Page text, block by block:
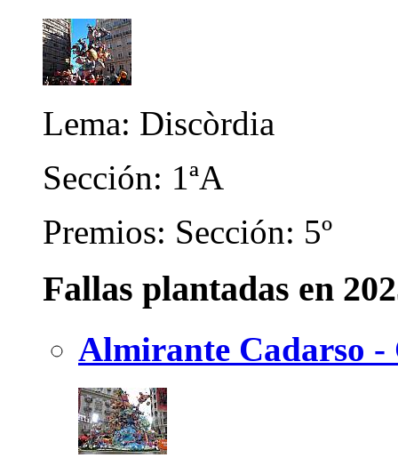
Lema: Discòrdia
Sección: 1ªA
Premios: Sección: 5º
Fallas plantadas en
Almirante Cadarso -